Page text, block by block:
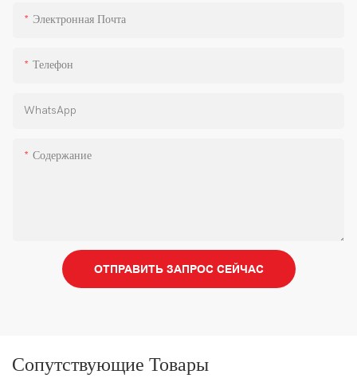
Электронная Почта
Телефон
WhatsApp
Содержание
ОТПРАВИТЬ ЗАПРОС СЕЙЧАС
Сопутствующие Товары